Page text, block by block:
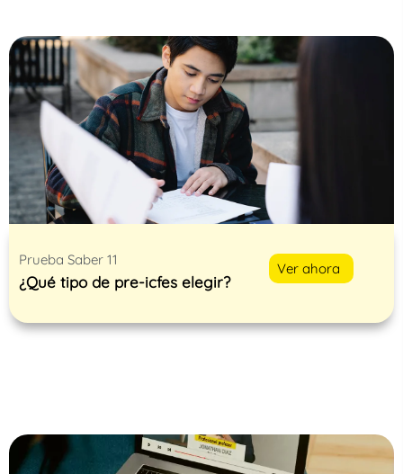
Prueba Saber 11
¿Qué tipo de pre-icfes elegir?
Ver ahora